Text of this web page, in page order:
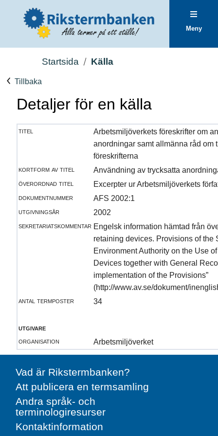
Meny
Startsida Källa
Tillbaka
Detaljer för en källa
titel
Arbetsmiljöverkets föreskrifter om
anordningar samt allmänna råd om
föreskrifterna
kortform av titel
Användning av trycksatta
överordnad titel
Excerpter ur Arbetsmiljöverkets
dokumentnummer
AFS 2002:1
utgivningsår
2002
sekretariatskommentar Engelsk information hämtad från
retaining devices. Provisions of the
Environment Authority on the Use
Devices together with General
implementation of the Provisions”
(http://www.av.se/dokument/
antal termposter
34
utgivare
organisation
Arbetsmiljöverket
Vad är Rikstermbanken?
Att publicera en termsamling
Andra språk- och
terminologiresurser
Kontaktinformation